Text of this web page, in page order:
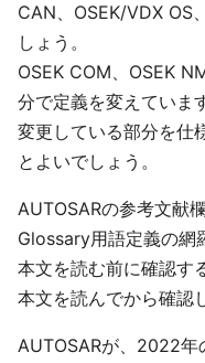
CAN、OSEK/VDX OS
しょう。
OSEK COM、OSEK
分で定義を変えていま
変更している部分を仕
とよいでしょう。
AUTOSARの参考文献
Glossary用語定義の網
本文を読む前に確認す
本文を読んでから確認
AUTOSARが、2022年